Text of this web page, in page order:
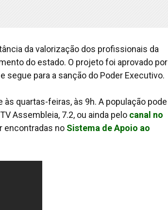
da valorização dos profissionais da
do estado. O projeto foi aprovado por
para a sanção do Poder Executivo.
quartas-feiras, às 9h. A população pode
Assembleia, 7.2, ou ainda pelo canal no
encontradas no Sistema de Apoio ao